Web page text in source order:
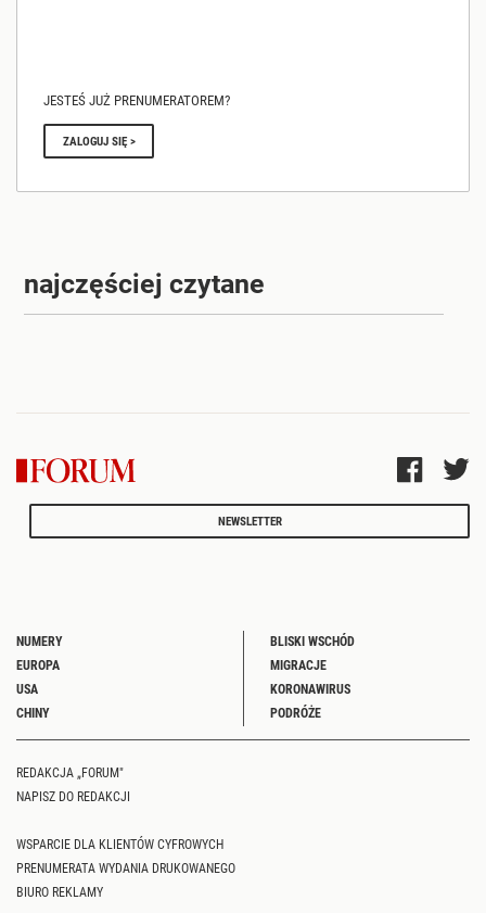
JESTEŚ JUŻ PRENUMERATOREM?
ZALOGUJ SIĘ >
najczęściej czytane
NEWSLETTER
NUMERY
EUROPA
USA
CHINY
BLISKI WSCHÓD
MIGRACJE
KORONAWIRUS
PODRÓŻE
REDAKCJA „FORUM"
NAPISZ DO REDAKCJI
WSPARCIE DLA KLIENTÓW CYFROWYCH
PRENUMERATA WYDANIA DRUKOWANEGO
BIURO REKLAMY